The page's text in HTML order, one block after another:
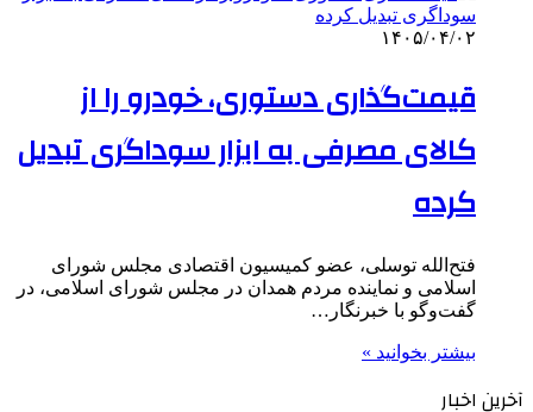
۱۴۰۵/۰۴/۰۲
قیمت‌گذاری دستوری، خودرو را از
کالای مصرفی به ابزار سوداگری تبدیل
کرده
فتح‌الله توسلی، عضو کمیسیون اقتصادی مجلس شورای
اسلامی و نماینده مردم همدان در مجلس شورای اسلامی، در
گفت‌وگو با خبرنگار…
بیشتر بخوانید »
آخرین اخبار